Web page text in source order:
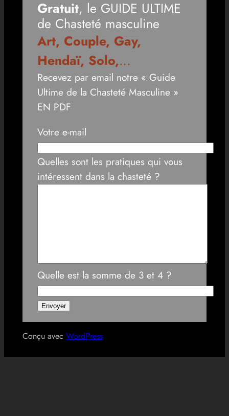
Gratuit, le GUIDE ULTIME
de Chasteté masculine
Art, Couple, Gay,
Hendaï, Solo,…
Recevez par email notre « Guide
Ultime de la Chasteté Masculine »
EN PDF
Votre e-mail
Quelles sont les pratiques qui vous
intéressent dans la chasteté ?
Quelle est la somme de 3 et 4 ?
Conçu avec WordPress